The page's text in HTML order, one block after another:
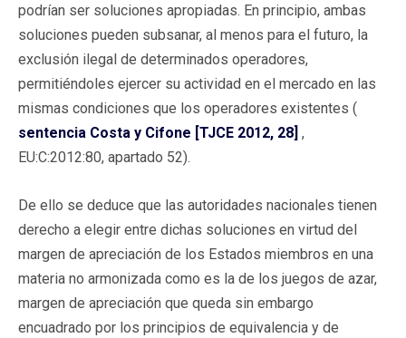
podrían ser soluciones apropiadas. En principio, ambas
soluciones pueden subsanar, al menos para el futuro, la
exclusión ilegal de determinados operadores,
permitiéndoles ejercer su actividad en el mercado en las
mismas condiciones que los operadores existentes (
sentencia Costa y Cifone [TJCE 2012, 28] ,
EU:C:2012:80, apartado 52).
De ello se deduce que las autoridades nacionales tienen
derecho a elegir entre dichas soluciones en virtud del
margen de apreciación de los Estados miembros en una
materia no armonizada como es la de los juegos de azar,
margen de apreciación que queda sin embargo
encuadrado por los principios de equivalencia y de